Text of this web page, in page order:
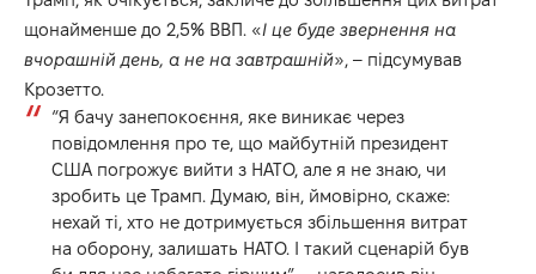
щонайменше до 2,5% ВВП. «І це буде звернення на
вчорашній день, а не на завтрашній», – підсумував
Крозетто.
“Я бачу занепокоєння, яке виникає через
повідомлення про те, що майбутній президент
США погрожує вийти з НАТО, але я не знаю, чи
зробить це Трамп. Думаю, він, ймовірно, скаже:
нехай ті, хто не дотримується збільшення витрат
на оборону, залишать НАТО. І такий сценарій був